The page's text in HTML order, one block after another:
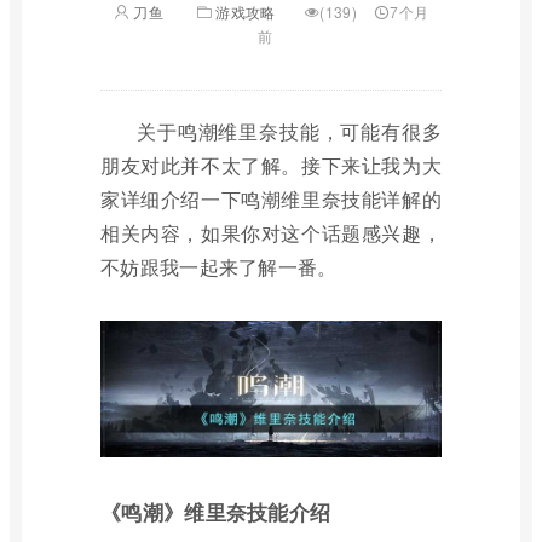
刀鱼 游戏攻略 (139)
7个月
前
关于鸣潮维里奈技能，可能有很多
朋友对此并不太了解。接下来让我为大
家详细介绍一下鸣潮维里奈技能详解的
相关内容，如果你对这个话题感兴趣，
不妨跟我一起来了解一番。
《鸣潮》维里奈技能介绍